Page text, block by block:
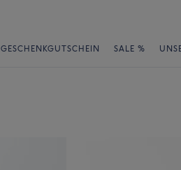
GESCHENKGUTSCHEIN SALE %